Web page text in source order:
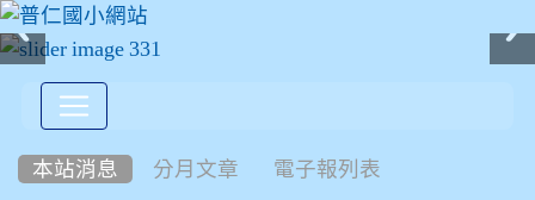
本站消息 分月文章 電子報列表